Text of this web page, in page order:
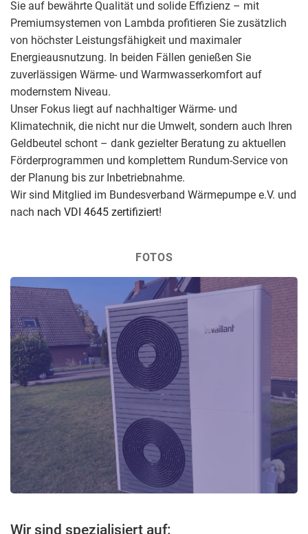
Sie auf bewährte Qualität und solide Effizienz – mit
Premiumsystemen von Lambda profitieren Sie zusätzlich
von höchster Leistungsfähigkeit und maximaler
Energieausnutzung. In beiden Fällen genießen Sie
zuverlässigen Wärme- und Warmwasserkomfort auf
modernstem Niveau.
Unser Fokus liegt auf nachhaltiger Wärme- und
Klimatechnik, die nicht nur die Umwelt, sondern auch Ihren
Geldbeutel schont – dank gezielter Beratung zu aktuellen
Förderprogrammen und komplettem Rundum-Service von
der Planung bis zur Inbetriebnahme.
Wir sind Mitglied im Bundesverband Wärmepumpe e.V. und
nach nach VDI 4645 zertifiziert!
FOTOS
Wir sind spezialisiert auf: